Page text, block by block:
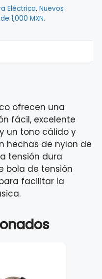
Eléctrica, Nuevos
1,000 MXN.
ofrecen una
fácil, excelente
un tono cálido y
hechas de nylon de
tensión dura
bola de tensión
facilitar la